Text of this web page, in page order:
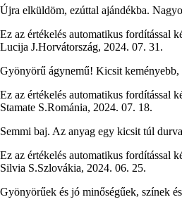
Újra elküldöm, ezúttal ajándékba.
Ez az értékelés automatikus fordítással
Lucija J.Horvátország, 2024. 07. 31.
Gyönyörű ágynemű! Kicsit keményebb,
Ez az értékelés automatikus fordítással
Stamate S.Románia, 2024. 07. 18.
Semmi baj. Az anyag egy kicsit túl
Ez az értékelés automatikus fordítással
Silvia S.Szlovákia, 2024. 06. 25.
Gyönyörűek és jó minőségűek, színek